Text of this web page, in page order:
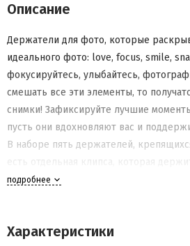
Описание
Держатели для фото, которые
идеального фото: love, focus, smile,
фокусируйтесь, улыбайтесь,
смешать все эти элементы, то
снимки! Зафиксируйте лучшие
пусть они вдохновляют вас и
В наборе пять держателей,
есть отдельная клипса, которая
варьируется от 2,5 х 8,3х 2,5 см до 5,1 х
подробнее
Характеристики